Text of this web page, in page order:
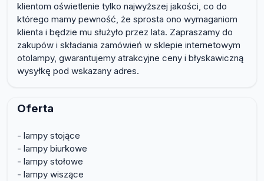
klientom oświetlenie tylko najwyższej jakości, co do
którego mamy pewność, że sprosta ono wymaganiom
klienta i będzie mu służyło przez lata. Zapraszamy do
zakupów i składania zamówień w sklepie internetowym
otolampy, gwarantujemy atrakcyjne ceny i błyskawiczną
wysyłkę pod wskazany adres.
Oferta
- lampy stojące
- lampy biurkowe
- lampy stołowe
- lampy wiszące